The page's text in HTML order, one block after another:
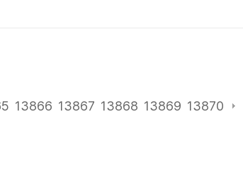
13866 13867 13868 13869 13870